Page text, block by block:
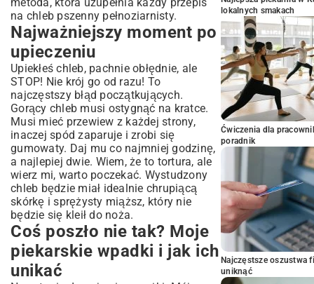
na chleb pszenny pełnoziarnisty.
Najważniejszy moment po
upieczeniu
Upiekłeś chleb, pachnie obłędnie, ale
STOP! Nie krój go od razu! To
najczęstszy błąd początkujących.
Gorący chleb musi ostygnąć na kratce.
Musi mieć przewiew z każdej strony,
inaczej spód zaparuje i zrobi się
gumowaty. Daj mu co najmniej godzinę,
a najlepiej dwie. Wiem, że to tortura, ale
wierz mi, warto poczekać. Wystudzony
chleb będzie miał idealnie chrupiącą
skórkę i sprężysty miąższ, który nie
będzie się kleił do noża.
Coś poszło nie tak? Moje
piekarskie wpadki i jak ich
unikać
lokalnych smakach
Ćwiczenia dla
poradnik
Najczęstsze oszustwa
uniknąć